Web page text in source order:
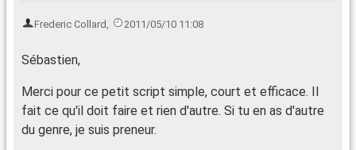
Frederic Collard 2011/05/10 11:08
Sébastien,
Merci pour ce petit script simple, court et efficace. Il
fait ce qu'il doit faire et rien d'autre. Si tu en as d'autre
du genre, je suis preneur.